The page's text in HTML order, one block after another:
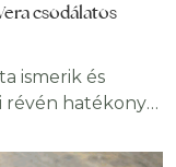
csodálatos
ismerik és
révén hatékony
gombaölő